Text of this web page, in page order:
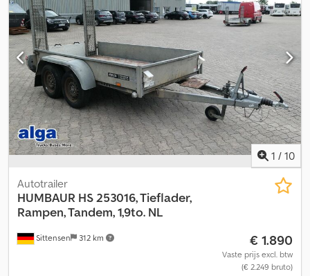
1 / 10
Sittensen 312 km
Autotrailer
HUMBAUR HS 253016, Tieflader,
Rampen, Tandem, 1,9to. NL
€ 1.890
Vaste prijs excl. btw
(€ 2.249 bruto)